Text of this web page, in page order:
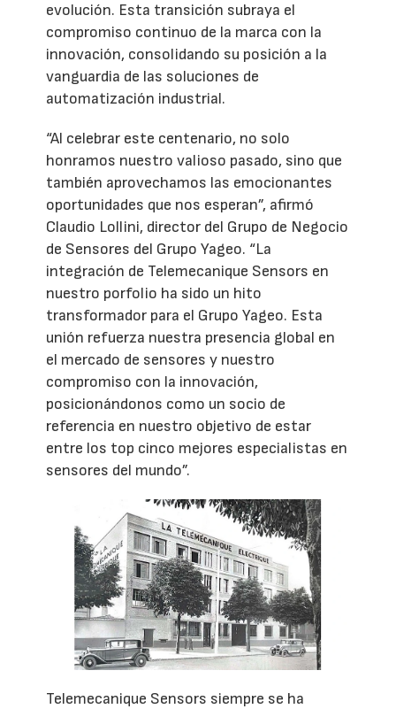
evolución. Esta transición subraya el
compromiso continuo de la marca con la
innovación, consolidando su posición a la
vanguardia de las soluciones de
automatización industrial.
“Al celebrar este centenario, no solo
honramos nuestro valioso pasado, sino que
también aprovechamos las emocionantes
oportunidades que nos esperan”, afirmó
Claudio Lollini, director del Grupo de Negocio
de Sensores del Grupo Yageo. “La
integración de Telemecanique Sensors en
nuestro porfolio ha sido un hito
transformador para el Grupo Yageo. Esta
unión refuerza nuestra presencia global en
el mercado de sensores y nuestro
compromiso con la innovación,
posicionándonos como un socio de
referencia en nuestro objetivo de estar
entre los top cinco mejores especialistas en
sensores del mundo”.
Telemecanique Sensors siempre se ha